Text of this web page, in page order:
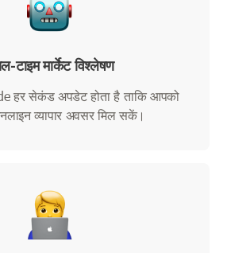
टाइम मार्केट विश्लेषण
हर सेकंड अपडेट होता है ताकि आपको
व्यापार अवसर मिल सकें।